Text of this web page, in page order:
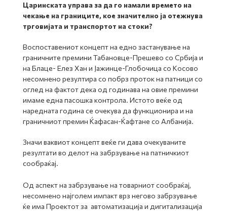
Царинската управа за да го намали времето на
чекање на границите, кое значително ја отежнува
трговијата и транспортот на стоки?
Воспоставениот концепт на едно застанување на
граничните премини Табановце-Прешево со Србија и
на Блаце- Елез Хан и Јажинце-Глобочица со Косово
несомнено резултира со побрз проток на патници со
оглед на фактот дека од годинава на овие премини
имаме една пасошка контрола. Истото веќе од
наредната година се очекува да функционира и на
граничниот премин Ќафасан-Ќафтане со Албанија.
Значи ваквиот концепт веќе ги дава очекуваните
резултати во делот на забрзување на патничкиот
сообраќај.
Од аспект на забрзување на товарниот сообраќај,
несомнено најголем импакт врз негово забрзување
ќе има Проектот за автоматизација и дигитализација